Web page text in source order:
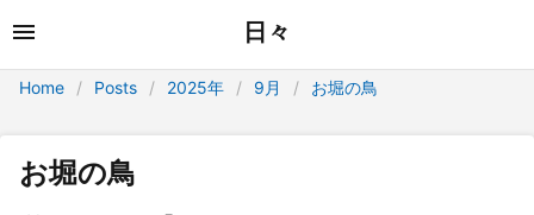
日々
Home Posts 2025年 9月 お堀の鳥
お堀の鳥